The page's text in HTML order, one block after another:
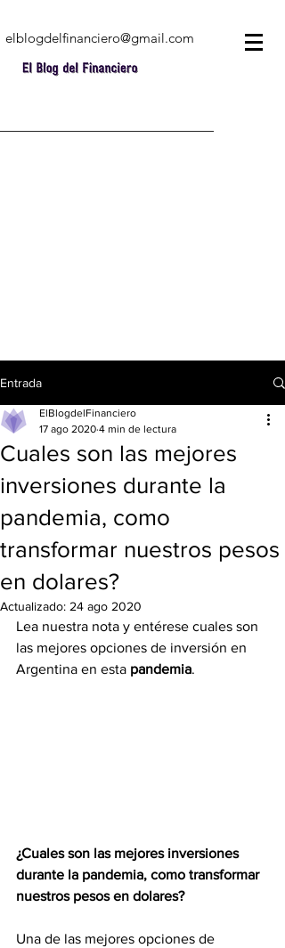
elblogdelfinanciero@gmail.com
Entrada
Cuales son las mejores
inversiones durante la
pandemia, como
transformar nuestros pesos
en dolares?
ElBlogdelFinanciero
17 ago 2020 4 min de lectura
Actualizado: 24 ago 2020
Lea nuestra nota y entérese cuales son
las mejores opciones de inversión en
Argentina en esta pandemia.
¿Cuales son las mejores inversiones
durante la pandemia, como transformar
nuestros pesos en dolares?
Una de las mejores opciones de